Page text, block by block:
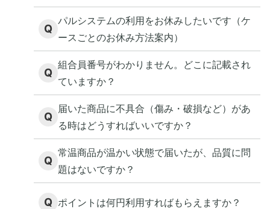
Q
パルシステムの利用をお休みしたいです（ケ
ースごとのお休み方法案内）
Q
組合員番号がわかりません。どこに記載され
ていますか？
Q
届いた商品に不具合（傷み・破損など）があ
る時はどうすればいいですか？
Q
常温商品が温かい状態で届いたが、品質に問
題はないですか？
Q ポイントは何円利用すればもらえますか？